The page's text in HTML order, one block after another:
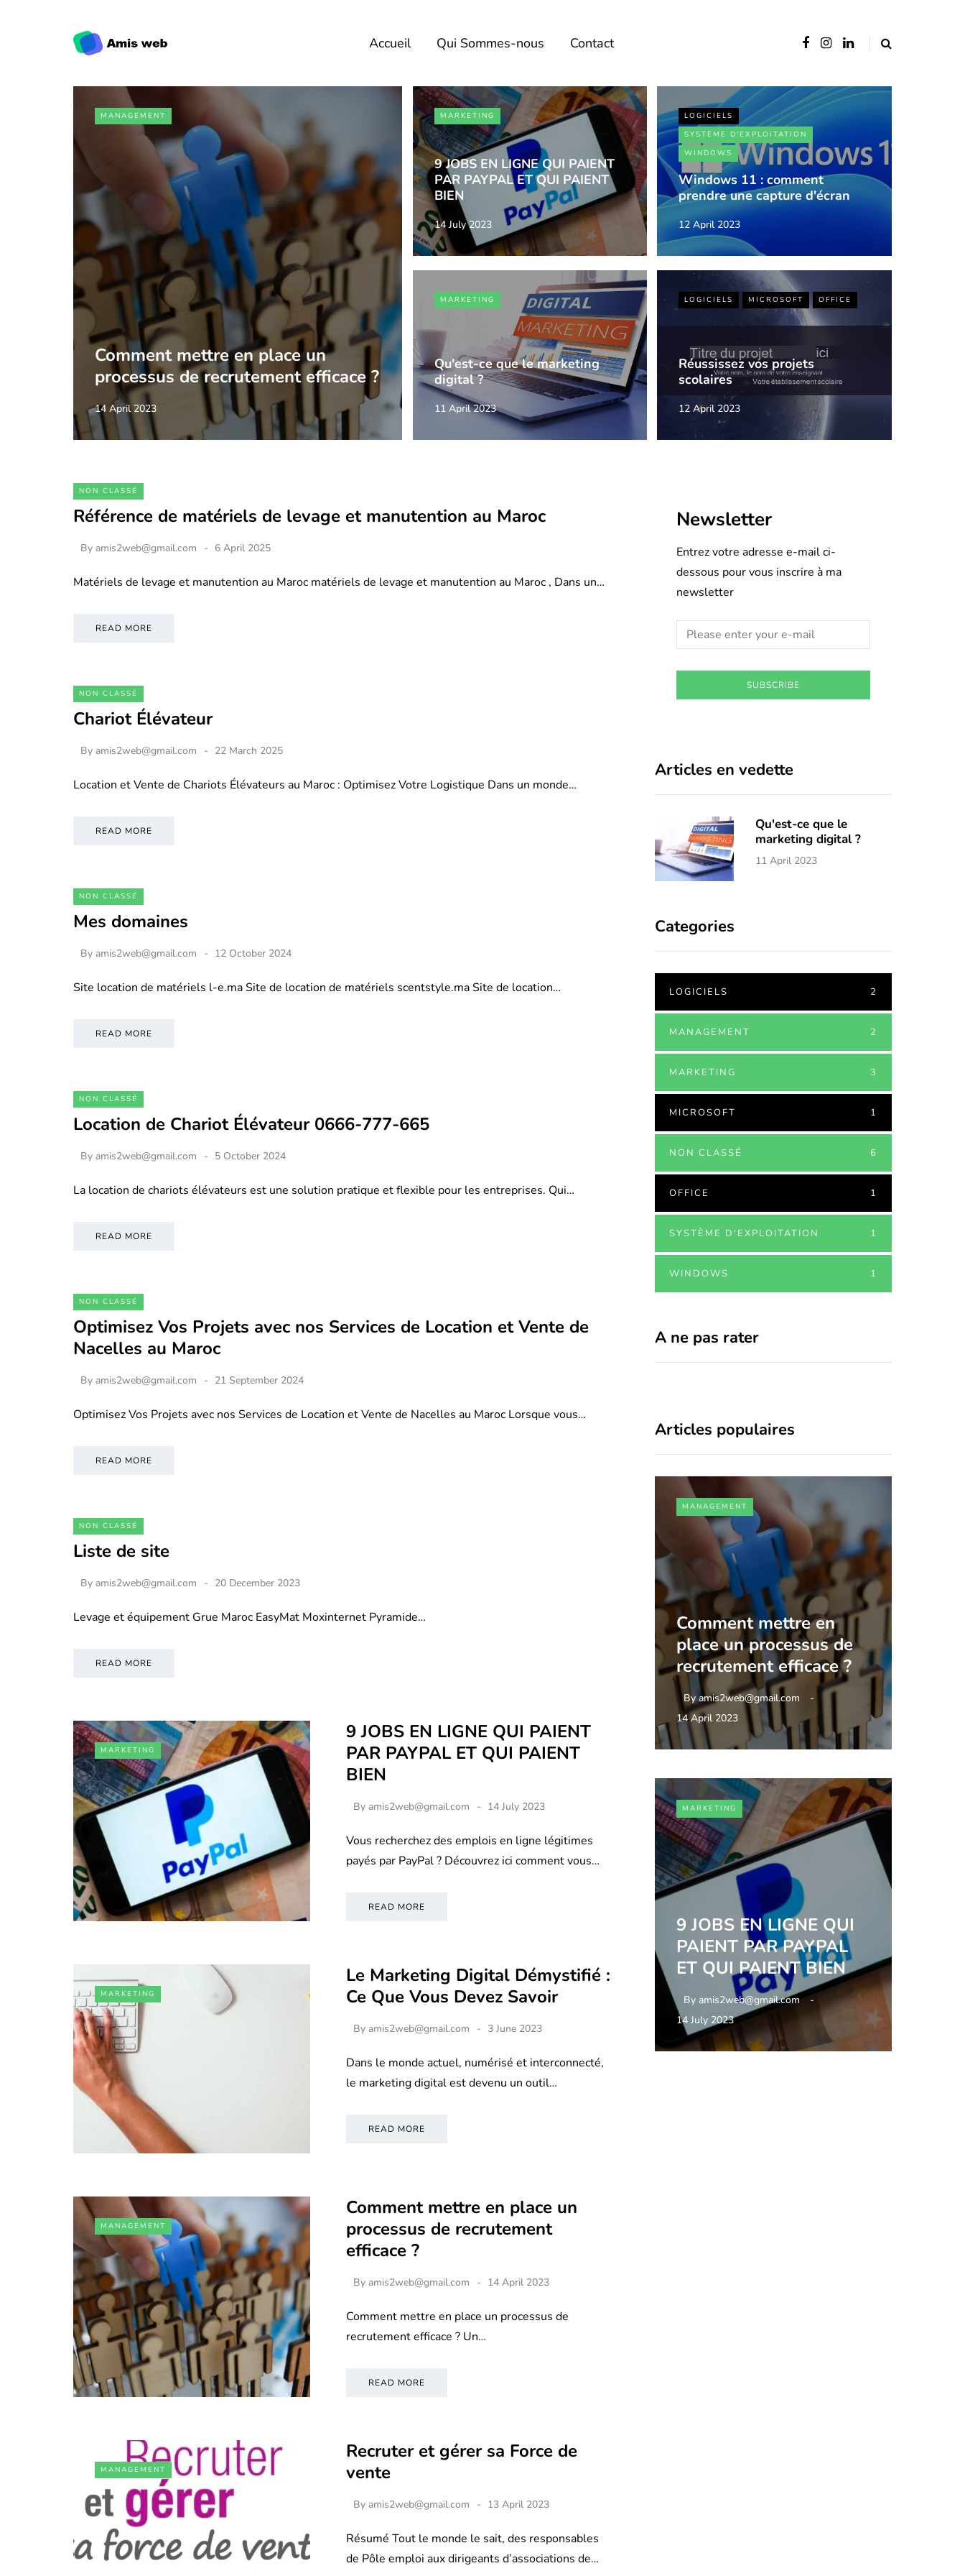
Accueil Qui Sommes-nous Contact
MANAGEMENT
Comment mettre en place un
processus de recrutement efficace ?
14 April 2023
MARKETING
9 JOBS EN LIGNE QUI PAIENT
PAR PAYPAL ET QUI PAIENT
BIEN
14 July 2023
LOGICIELS
SYSTÈME D'EXPLOITATION
WINDOWS
Windows 11 : comment
prendre une capture d'écran
12 April 2023
MARKETING
Qu'est-ce que le marketing
digital ?
11 April 2023
LOGICIELS MICROSOFT OFFICE
Réussissez vos projets
scolaires
12 April 2023
NON CLASSÉ
Référence de matériels de levage et manutention au Maroc
By amis2web@gmail.com 6 April 2025
Matériels de levage et manutention au Maroc matériels de levage et manutention au Maroc , Dans un…
READ MORE
NON CLASSÉ
Chariot Élévateur
By amis2web@gmail.com 22 March 2025
Location et Vente de Chariots Élévateurs au Maroc : Optimisez Votre Logistique Dans un monde…
READ MORE
NON CLASSÉ
Mes domaines
By amis2web@gmail.com 12 October 2024
Site location de matériels l-e.ma Site de location de matériels scentstyle.ma Site de location…
READ MORE
NON CLASSÉ
Location de Chariot Élévateur 0666-777-665
By amis2web@gmail.com 5 October 2024
La location de chariots élévateurs est une solution pratique et flexible pour les entreprises. Qui…
READ MORE
NON CLASSÉ
Optimisez Vos Projets avec nos Services de Location et Vente de
Nacelles au Maroc
By amis2web@gmail.com 21 September 2024
Optimisez Vos Projets avec nos Services de Location et Vente de Nacelles au Maroc Lorsque vous…
READ MORE
NON CLASSÉ
Liste de site
By amis2web@gmail.com 20 December 2023
Levage et équipement Grue Maroc EasyMat Moxinternet Pyramide…
READ MORE
MARKETING
9 JOBS EN LIGNE QUI PAIENT
PAR PAYPAL ET QUI PAIENT
BIEN
By amis2web@gmail.com 14 July 2023
Vous recherchez des emplois en ligne légitimes
payés par PayPal ? Découvrez ici comment vous…
READ MORE
MARKETING
Le Marketing Digital Démystifié :
Ce Que Vous Devez Savoir
By amis2web@gmail.com 3 June 2023
Dans le monde actuel, numérisé et interconnecté,
le marketing digital est devenu un outil…
READ MORE
MANAGEMENT
Comment mettre en place un
processus de recrutement
efficace ?
By amis2web@gmail.com 14 April 2023
Comment mettre en place un processus de
recrutement efficace ? Un…
READ MORE
MANAGEMENT
Recruter et gérer sa Force de
vente
By amis2web@gmail.com 13 April 2023
Résumé Tout le monde le sait, des responsables
de Pôle emploi aux dirigeants d’associations de…
Newsletter
Entrez votre adresse e-mail ci-
dessous pour vous inscrire à ma
newsletter
SUBSCRIBE
Articles en vedette
Qu'est-ce que le
marketing digital ?
11 April 2023
Categories
LOGICIELS 2
MANAGEMENT 2
MARKETING 3
MICROSOFT 1
NON CLASSÉ 6
OFFICE 1
SYSTÈME D'EXPLOITATION 1
WINDOWS 1
A ne pas rater
Articles populaires
MANAGEMENT
Comment mettre en
place un processus de
recrutement efficace ?
Byamis2web@gmail.com
14 April 2023
MARKETING
9 JOBS EN LIGNE QUI
PAIENT PAR PAYPAL
ET QUI PAIENT BIEN
By amis2web@gmail.com
14 July 2023